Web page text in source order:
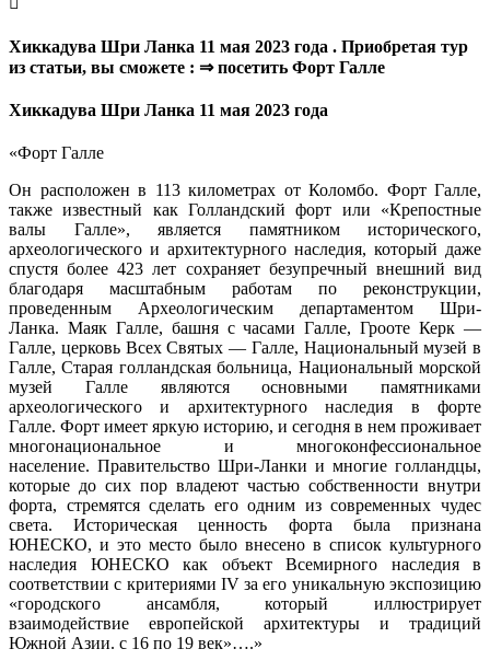
Хиккадува Шри Ланка 11 мая 2023 года . Приобретая тур
из статьи, вы сможете : ⇒ посетить Форт Галле
Хиккадува Шри Ланка 11 мая 2023 года
«Форт Галле
Он расположен в 113 километрах от Коломбо. Форт Галле,
также известный как Голландский форт или «Крепостные
валы Галле», является памятником исторического,
археологического и архитектурного наследия, который даже
спустя более 423 лет сохраняет безупречный внешний вид
благодаря масштабным работам по реконструкции,
проведенным Археологическим департаментом Шри-
Ланка. Маяк Галле, башня с часами Галле, Грооте Керк —
Галле, церковь Всех Святых — Галле, Национальный музей в
Галле, Старая голландская больница, Национальный морской
музей Галле являются основными памятниками
археологического и архитектурного наследия в форте
Галле. Форт имеет яркую историю, и сегодня в нем проживает
многонациональное и многоконфессиональное
население. Правительство Шри-Ланки и многие голландцы,
которые до сих пор владеют частью собственности внутри
форта, стремятся сделать его одним из современных чудес
света.Историческая ценность форта была признана
ЮНЕСКО, и это место было внесено в список культурного
наследия ЮНЕСКО как объект Всемирного наследия в
соответствии с критериями IV за его уникальную экспозицию
«городского ансамбля, который иллюстрирует
взаимодействие европейской архитектуры и традиций
Южной Азии. с 16 по 19 век»….»